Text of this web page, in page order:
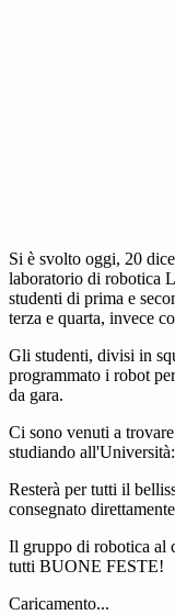
Si è svolto oggi, 20
laboratorio di robotica
studenti di prima e
terza e quarta, invece
Gli studenti, divisi in
programmato i robot
da gara.
Ci sono venuti a
studiando
Resterà per tutti il
consegnato
Il gruppo di robotica al
tutti BUONE FESTE!
Caricamento...